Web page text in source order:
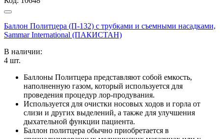
Баллон Политцера (П-132) с трубками и съемными насадками,
Sammar International (ПАКИСТАН)
В наличии:
4 шт.
Баллоны Политцера представляют собой емкость,
наполненную газом, который используется для
проведения процедур лор-продувания.
Используется для очистки носовых ходов и горла от
слизи и других выделений, а также для улучшения
дыхательной функции пациента.
Баллон политцера обычно приобретается в